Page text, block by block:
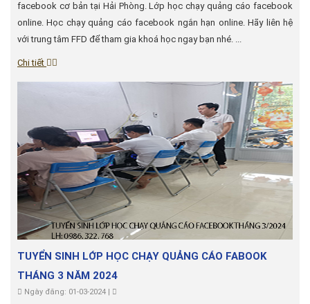
facebook cơ bản tại Hải Phòng. Lớp học chạy quảng cáo facebook
online. Học chạy quảng cáo facebook ngắn hạn online. Hãy liên hệ
với trung tâm FFD để tham gia khoá học ngay bạn nhé. ...
Chi tiết
TUYỂN SINH LỚP HỌC CHẠY QUẢNG CÁO FABOOK
THÁNG 3 NĂM 2024
Ngày đăng: 01-03-2024 |